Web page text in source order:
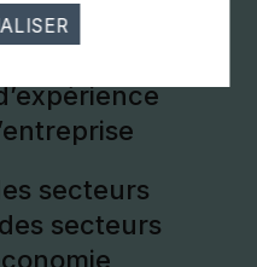
secteurs
secteurs
au bon
récoltent et ne
personnelles